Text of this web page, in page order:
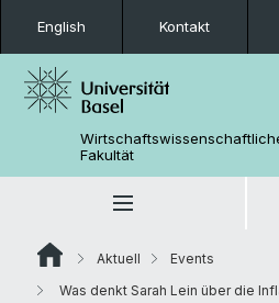
English Kontakt
Fakultät
Aktuell
Events
Was denkt Sarah Lein über die